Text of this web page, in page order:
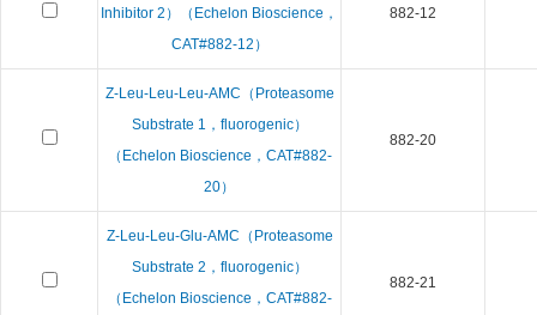
Inhibitor 2）（Echelon Bioscience，
CAT#882-12）
882-12
Z-Leu-Leu-Leu-AMC（Proteasome
Substrate 1，fluorogenic）
（Echelon Bioscience，CAT#882-
20）
882-20
Z-Leu-Leu-Glu-AMC（Proteasome
Substrate 2，fluorogenic）
（Echelon Bioscience，CAT#882-
882-21